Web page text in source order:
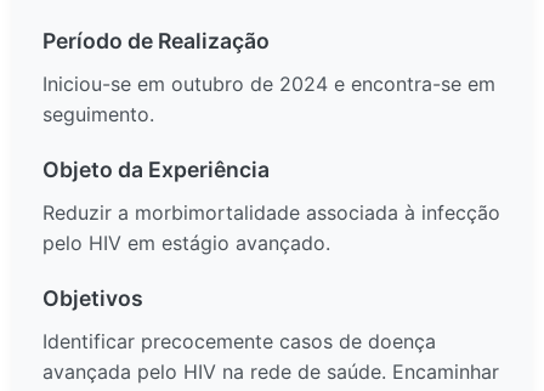
Período de Realização
Iniciou-se em outubro de 2024 e encontra-se em
seguimento.
Objeto da Experiência
Reduzir a morbimortalidade associada à infecção
pelo HIV em estágio avançado.
Objetivos
Identificar precocemente casos de doença
avançada pelo HIV na rede de saúde. Encaminhar